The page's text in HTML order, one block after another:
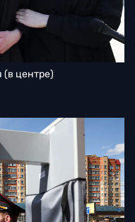
(в центре)